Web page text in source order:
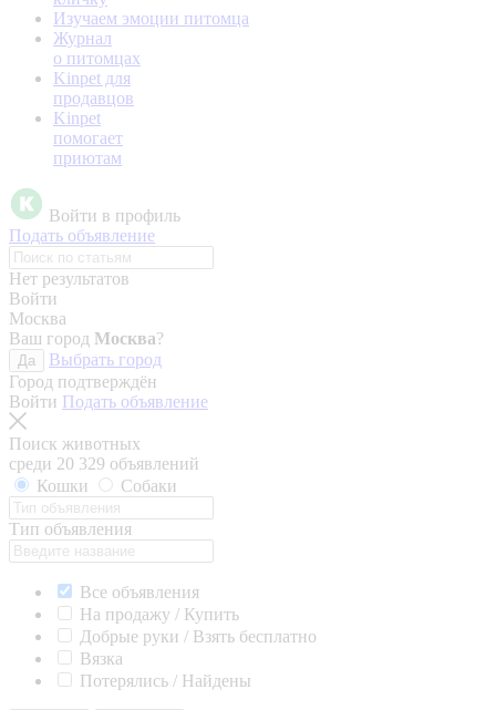
Изучаем эмоции питомца
Журнал
о питомцах
Kinpet для
продавцов
Kinpet
помогает
приютам
Войти в профиль
Подать объявление
Нет результатов
Войти
Москва
Ваш город Москва?
Да
Выбрать город
Город подтверждён
Войти Подать объявление
Поиск животных
среди 20 329 объявлений
Кошки
Собаки
Тип объявления
Все объявления
На продажу / Купить
Добрые руки / Взять бесплатно
Вязка
Потерялись / Найдены